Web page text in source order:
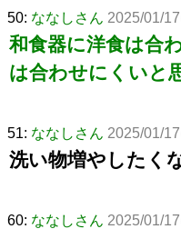
50: ななしさん 2025/01/
和食器に洋食は合
は合わせにくいと
51: ななしさん 2025/01/
洗い物増やしたく
60: ななしさん 2025/01/